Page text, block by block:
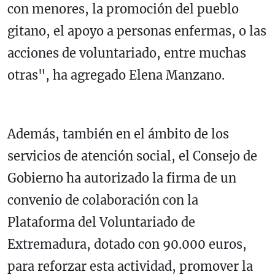
con menores, la promoción del pueblo
gitano, el apoyo a personas enfermas, o las
acciones de voluntariado, entre muchas
otras", ha agregado Elena Manzano.
Además, también en el ámbito de los
servicios de atención social, el Consejo de
Gobierno ha autorizado la firma de un
convenio de colaboración con la
Plataforma del Voluntariado de
Extremadura, dotado con 90.000 euros,
para reforzar esta actividad, promover la